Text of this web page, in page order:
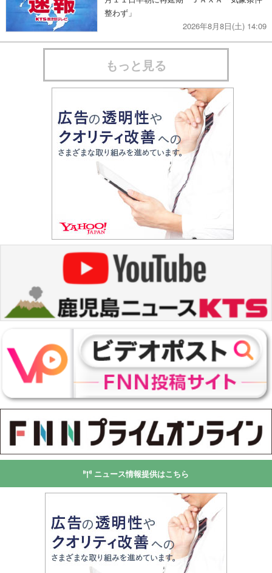
整わず」
2026年8月8日(土) 14:09
もっと見る
ニュース情報提供はこちら